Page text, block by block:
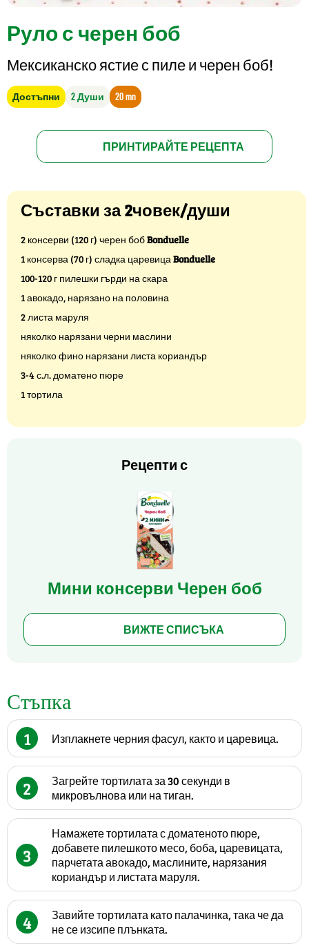
Руло с черен боб
Мексиканско ястие с пиле и черен боб!
Достъпни 2 Души 20 mn
ПРИНТИРАЙТЕ РЕЦЕПТА
Съставки за 2човек/души
2 консерви (120 г) черен бобBonduelle
1 консерва (70 г) сладка царевицаBonduelle
100-120 г пилешки гърди на скара
1 авокадо, нарязано на половина
2 листа маруля
няколко нарязани черни маслини
няколко фино нарязани листа кориандър
3-4 с.л. доматено пюре
1 тортила
Рецепти с
Мини консерви Черен боб
ВИЖТЕ СПИСЪКА
Стъпка
1
Изплакнете черния фасул, както и царевица.
2
Загрейте тортилата за 30 секунди в
микровълнова или на тиган.
3
Намажете тортилата с доматеното пюре,
добавете пилешкото месо, боба, царевицата,
парчетата авокадо, маслините, нарязания
кориандър и листата маруля.
4
Завийте тортилата като палачинка, така че да
не се изсипе плънката.